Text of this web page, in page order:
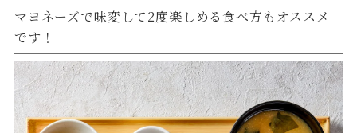
マヨネーズで味変して2度楽しめる食べ方もオススメ
です！